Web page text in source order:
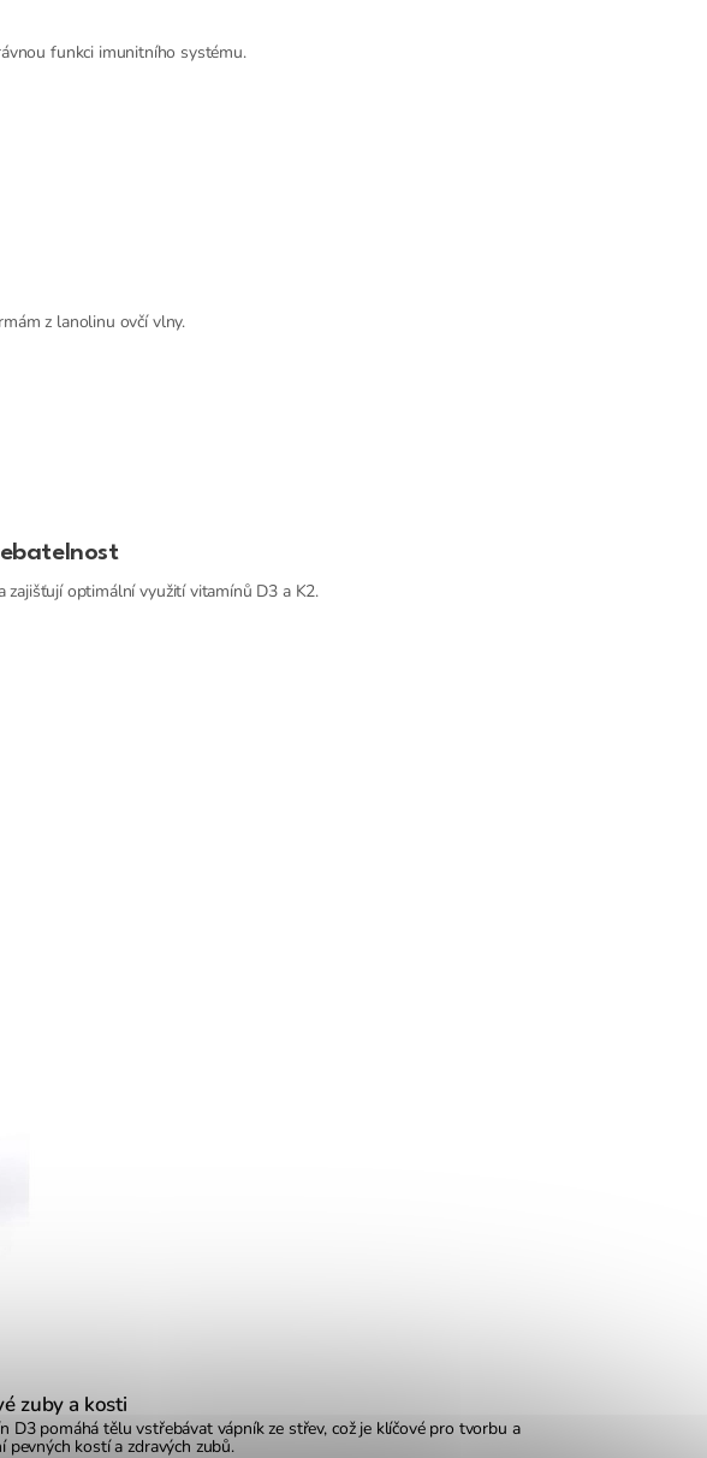
funkci imunitního systému.
z lanolinu ovčí vlny.
optimální využití vitamínů D3 a K2.
zuby a kosti
D3 pomáhá tělu vstřebávat vápník ze střev, což je klíčové pro tvorbu a
pevných kostí a zdravých zubů.